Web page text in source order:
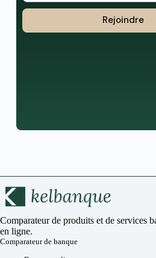
Rejoindre
Comparateur de produits et de services
en ligne.
Comparateur de banque